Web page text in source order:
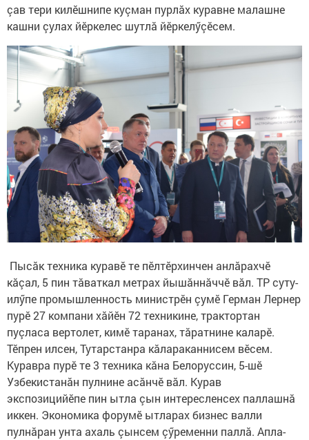
çав тери килӗшнипе куçман пурлăх куравне малашне
кашни çулах йӗркелес шутлă йӗркелӳçӗсем.
Пысăк техника куравӗ те пӗлтӗрхинчен анлăрахчӗ
кăçал, 5 пин тăваткал метрах йышăннăччӗ вăл. ТР суту-
илӳпе промышленность министрӗн çумӗ Герман Лернер
пурӗ 27 компани хăйӗн 72 техникине, трактортан
пуçласа вертолет, кимӗ таранах, тăратнине каларӗ.
Тӗпрен илсен, Тутарстанра кăлараканнисем вӗсем.
Куравра пурӗ те 3 техника кăна Белоруссин, 5-шӗ
Узбекистанăн пулнине асăнчӗ вăл. Курав
экспозицийӗпе пин ытла çын интересленсех паллашнă
иккен. Экономика форумӗ ытларах бизнес валли
пулнăран унта ахаль çынсем çӳременни паллă. Апла-